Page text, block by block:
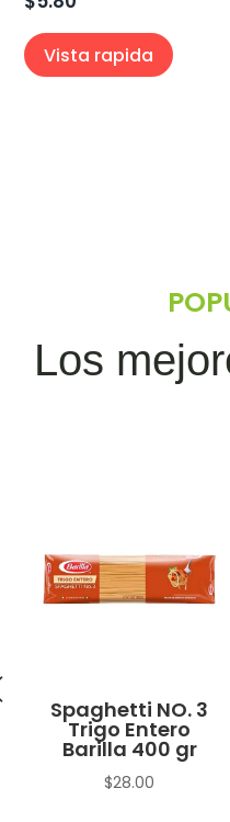
Vista rapida
Los
Spaghetti NO. 3
Trigo Entero
Barilla 400 gr
$28.00